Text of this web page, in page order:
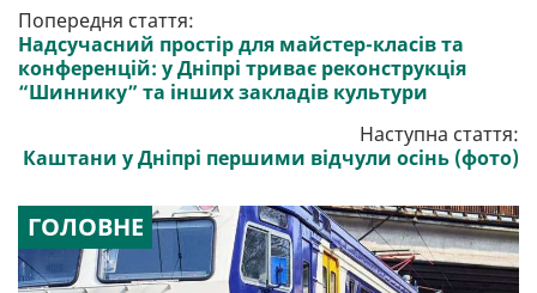
Попередня стаття:
Надсучасний простір для майстер-класів та
конференцій: у Дніпрі триває реконструкція
“Шиннику” та інших закладів культури
Наступна стаття:
Каштани у Дніпрі першими відчули осінь (фото)
ГОЛОВНЕ